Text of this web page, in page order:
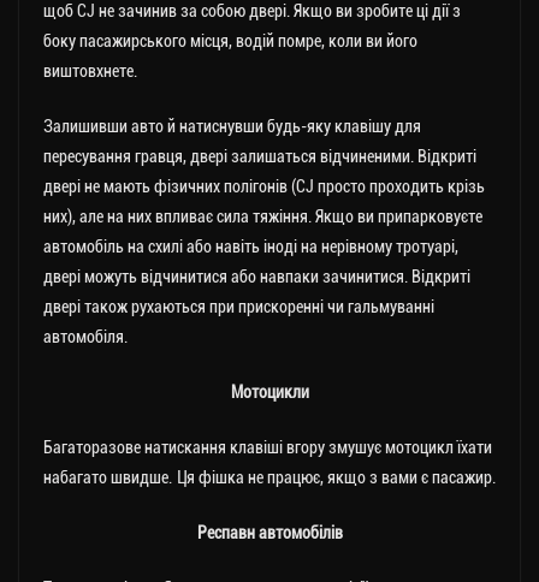
щоб CJ не зачинив за собою двері. Якщо ви зробите ці дії з
боку пасажирського місця, водій помре, коли ви його
виштовхнете.
Залишивши авто й натиснувши будь-яку клавішу для
пересування гравця, двері залишаться відчиненими. Відкриті
двері не мають фізичних полігонів (CJ просто проходить крізь
них), але на них впливає сила тяжіння. Якщо ви припарковуєте
автомобіль на схилі або навіть іноді на нерівному тротуарі,
двері можуть відчинитися або навпаки зачинитися. Відкриті
двері також рухаються при прискоренні чи гальмуванні
автомобіля.
Мотоцикли
Багаторазове натискання клавіші вгору змушує мотоцикл їхати
набагато швидше. Ця фішка не працює, якщо з вами є пасажир.
Респавн автомобілів